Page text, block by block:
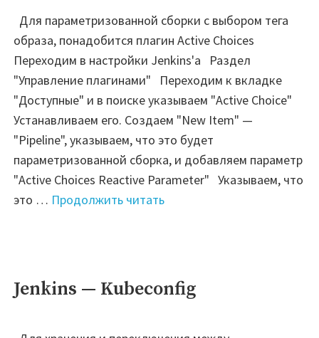
Для параметризованной сборки с выбором тега
образа, понадобится плагин Active Choices
Переходим в настройки Jenkins'а Раздел
"Управление плагинами" Переходим к вкладке
"Доступные" и в поиске указываем "Active Choice"
Устанавливаем его. Создаем "New Item" —
"Pipeline", указываем, что это будет
параметризованной сборка, и добавляем параметр
"Active Choices Reactive Parameter" Указываем, что
это … Продолжить читать"Jenkins
AWS
ECR
Jenkins — Kubeconfig